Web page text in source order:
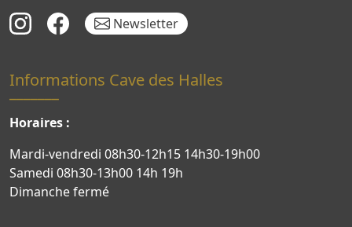
Newsletter
Informations Cave des Halles
Horaires :
Mardi-vendredi 08h30-12h15 14h30-19h00
Samedi 08h30-13h00 14h 19h
Dimanche fermé